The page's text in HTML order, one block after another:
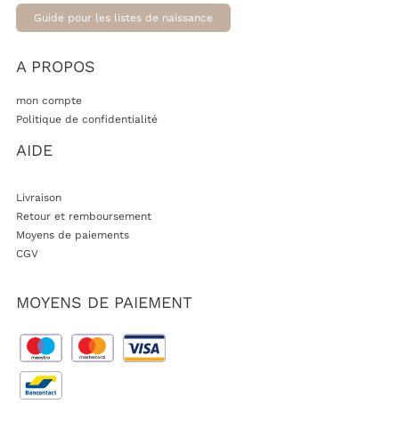
Guide pour les listes de naissance
A PROPOS
mon compte
Politique de confidentialité
AIDE
Livraison
Retour et remboursement
Moyens de paiements
CGV
MOYENS DE PAIEMENT